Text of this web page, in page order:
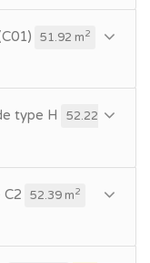
51.92 m2
type H
52.22
52.39 m2